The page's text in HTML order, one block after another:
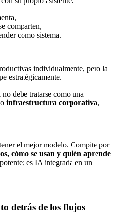
comparten,
como sistema.
individualmente, pero la
estratégicamente.
debe tratarse como una
infraestructura corporativa,
el mejor modelo. Compite por
cómo se usan y quién aprende
es IA integrada en un
detrás de los flujos